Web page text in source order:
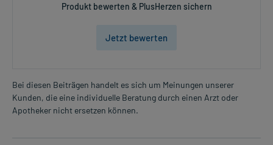
Produkt bewerten & PlusHerzen sichern
Jetzt bewerten
Bei diesen Beiträgen handelt es sich um Meinungen unserer
Kunden, die eine individuelle Beratung durch einen Arzt oder
Apotheker nicht ersetzen können.